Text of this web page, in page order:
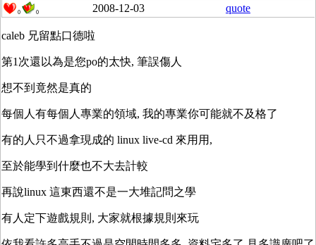
0 0 2008-12-03 quote
caleb 兄留點口德啦
第1次還以為是您po的太快, 筆誤傷人
想不到竟然是真的
每個人有每個人專業的領域, 我的專業你可能就不及格了
有的人只不過拿現成的 linux live-cd 來用用,
至於能學到什麼也不大去計較
再說linux 這東西還不是一大堆記問之學
有人定下遊戲規則, 大家就根據規則來玩